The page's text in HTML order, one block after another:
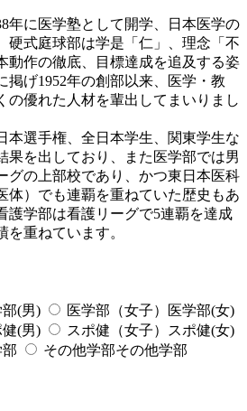
年に医学塾として開学、日本医学の
硬式庭球部は学是「仁」、理念「不
動作の徹底、目標達成を追及する姿
掲げ1952年の創部以来、医学・教
の優れた人材を輩出してまいりまし
本選手権、全日本学生、関東学生な
果を出しており、また医学部では男
グの上部校であり、かつ東日本医科
体）でも連覇を重ねていた歴史もあ
護学部は看護リーグで5連覇を達成
重ねています。
部(男) 医学部（女子）
医学部(女)
健(男) スポ健（女子）
スポ健(女)
その他学部その他学部